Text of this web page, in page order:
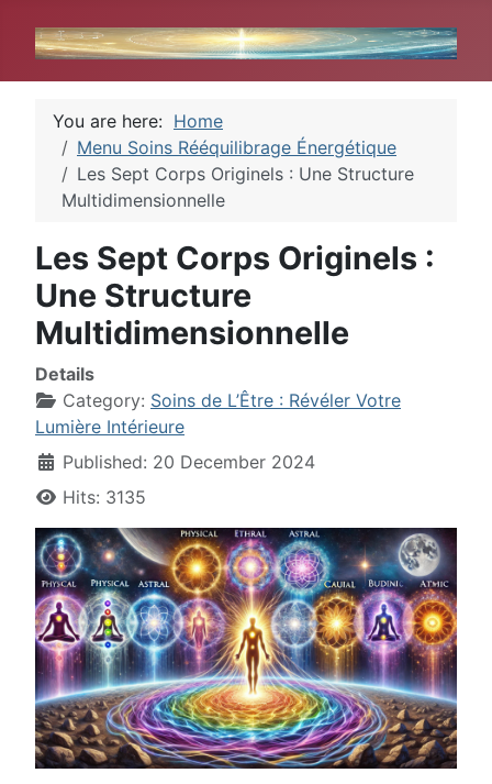
You are here: Home
Menu Soins Rééquilibrage Énergétique
Les Sept Corps Originels : Une Structure
Multidimensionnelle
Les Sept Corps Originels :
Une Structure
Multidimensionnelle
Details
Category: Soins de L’Être : Révéler Votre
Lumière Intérieure
Published: 20 December 2024
Hits: 3135